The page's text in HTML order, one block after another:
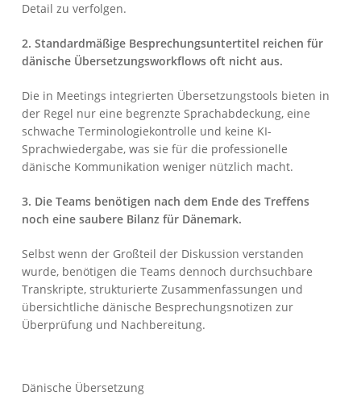
Detail zu verfolgen.
2. Standardmäßige Besprechungsuntertitel reichen für
dänische Übersetzungsworkflows oft nicht aus.
Die in Meetings integrierten Übersetzungstools bieten in
der Regel nur eine begrenzte Sprachabdeckung, eine
schwache Terminologiekontrolle und keine KI-
Sprachwiedergabe, was sie für die professionelle
dänische Kommunikation weniger nützlich macht.
3. Die Teams benötigen nach dem Ende des Treffens
noch eine saubere Bilanz für Dänemark.
Selbst wenn der Großteil der Diskussion verstanden
wurde, benötigen die Teams dennoch durchsuchbare
Transkripte, strukturierte Zusammenfassungen und
übersichtliche dänische Besprechungsnotizen zur
Überprüfung und Nachbereitung.
Dänische Übersetzung